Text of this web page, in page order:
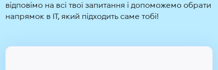
відповімо на всі твої запитання і допоможемо обрати
напрямок в IT, який підходить саме тобі!